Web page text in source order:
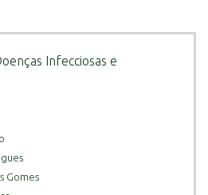
Infecciosas e
Gomes